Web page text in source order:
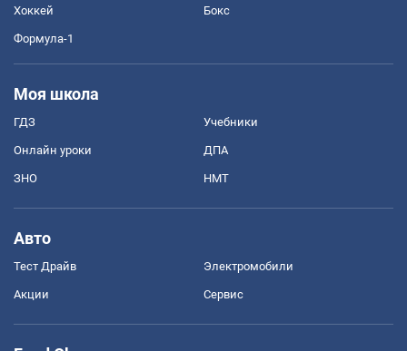
Хоккей Бокс
Формула-1
Моя школа
ГДЗ Учебники
Онлайн уроки ДПА
ЗНО НМТ
Авто
Тест Драйв Электромобили
Акции Сервис